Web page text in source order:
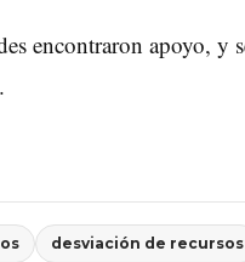
encontraron apoyo, y
desviación de recursos